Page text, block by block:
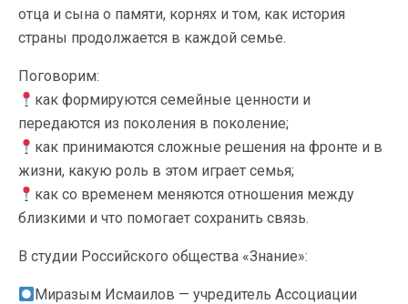
отца и сына о памяти, корнях и том, как история
страны продолжается в каждой семье.
Поговорим:
как формируются семейные ценности и
передаются из поколения в поколение;
как принимаются сложные решения на фронте и в
жизни, какую роль в этом играет семья;
как со временем меняются отношения между
близкими и что помогает сохранить связь.
В студии Российского общества «Знание»:
Миразым Исмаилов — учредитель Ассоциации